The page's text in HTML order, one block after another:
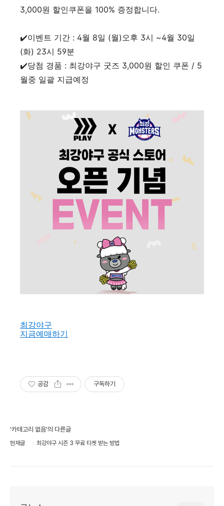
3,000원 할인쿠폰을 100% 증정합니다.
✔️이벤트 기간 : 4월 8일 (월)오후 3시 ~4월 30일
(화) 23시 59분
✔️당첨 경품 : 최강야구 굿즈 3,000원 할인 쿠폰 / 5
월중 일괄 지급예정
최강야구
지금예매하기
공감 구독하기
'카테고리 없음'의 다른글
현재글 최강야구 시즌 3 무료 티켓 받는 방법